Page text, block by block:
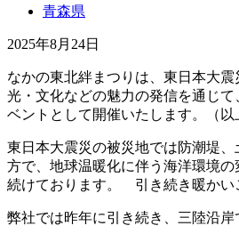
青森県
2025年8月24日
なかの東北絆まつりは、東日本大
光・文化などの魅力の発信を通じ
ベントとして開催いたします。（以
東日本大震災の被災地では防潮堤
方で、地球温暖化に伴う海洋環境
続けております。 引き続き暖かい
弊社では昨年に引き続き、三陸沿